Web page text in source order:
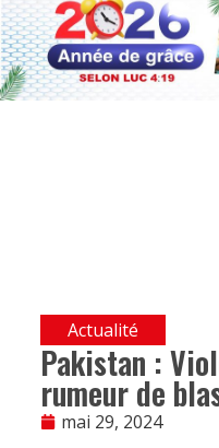
Actualité
Pakistan :
rumeur de
mai 29, 2024